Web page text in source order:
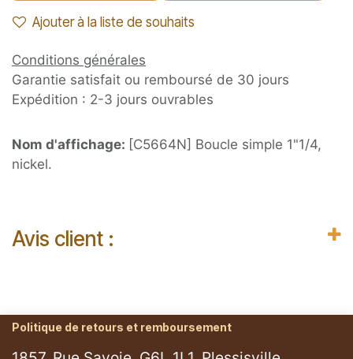
Ajouter à la liste de souhaits
Conditions générales
Garantie satisfait ou remboursé de 30 jours
Expédition : 2-3 jours ouvrables
Nom d'affichage: [C5664N] Boucle simple 1"1/4,
nickel.
Avis client :
Politique de retours et remboursement